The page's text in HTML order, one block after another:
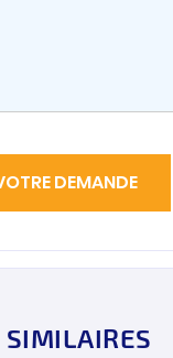
SIMILAIRES